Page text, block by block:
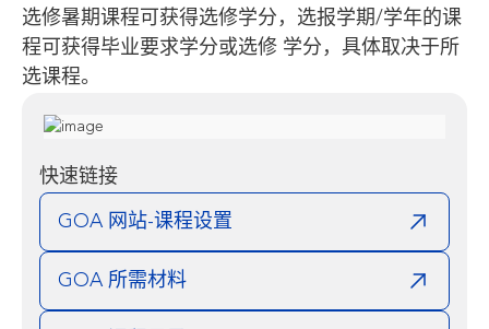
选修暑期课程可获得选修学分，选报学期/学年的课
程可获得毕业要求学分或选修 学分，具体取决于所
选课程。
快速链接
GOA 网站-课程设置
GOA 所需材料